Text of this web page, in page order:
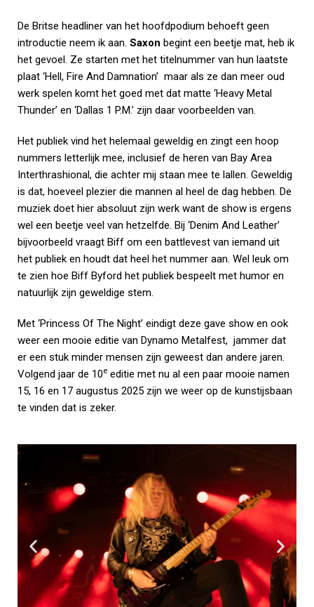
De Britse headliner van het hoofdpodium behoeft geen
introductie neem ik aan. Saxon begint een beetje mat, heb ik
het gevoel. Ze starten met het titelnummer van hun laatste
plaat ‘Hell, Fire And Damnation’ maar als ze dan meer oud
werk spelen komt het goed met dat matte ‘Heavy Metal
Thunder’ en ‘Dallas 1 P.M.’ zijn daar voorbeelden van.
Het publiek vind het helemaal geweldig en zingt een hoop
nummers letterlijk mee, inclusief de heren van Bay Area
Interthrashional, die achter mij staan mee te lallen. Geweldig
is dat, hoeveel plezier die mannen al heel de dag hebben. De
muziek doet hier absoluut zijn werk want de show is ergens
wel een beetje veel van hetzelfde. Bij ‘Denim And Leather’
bijvoorbeeld vraagt Biff om een battlevest van iemand uit
het publiek en houdt dat heel het nummer aan. Wel leuk om
te zien hoe Biff Byford het publiek bespeelt met humor en
natuurlijk zijn geweldige stem.
Met ‘Princess Of The Night’ eindigt deze gave show en ook
weer een mooie editie van Dynamo Metalfest, jammer dat
er een stuk minder mensen zijn geweest dan andere jaren.
Volgend jaar de 10e editie met nu al een paar mooie namen
15, 16 en 17 augustus 2025 zijn we weer op de kunstijsbaan
te vinden dat is zeker.